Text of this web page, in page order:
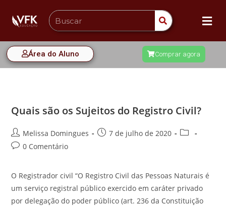
Área do Aluno Comprar agora
Quais são os Sujeitos do Registro Civil?
Melissa Domingues
7 de julho de 2020
0 Comentário
O Registrador civil “O Registro Civil das Pessoas Naturais é
um serviço registral público exercido em caráter privado
por delegação do poder público (art. 236 da Constituição